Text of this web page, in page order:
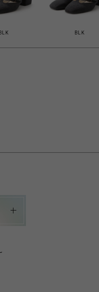
BLK BLK